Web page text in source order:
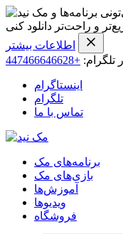
برنامه‌ها و
و راحت‌تر دانلود کنی
اطلاعات بیشتر
تلگرام: +447466646628
اینستاگرام
تلگرام
تماس با ما
برنامه‌های مک
بازی‌های مک
آموزش‌ها
ویدیو‌ها
فروشگاه